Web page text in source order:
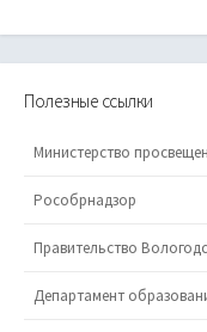
Полезные ссылки
Министерство
Рособрнадзор
Правительство
Департамент